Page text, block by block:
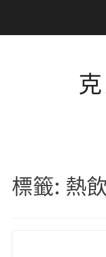
標籤: 熱飲